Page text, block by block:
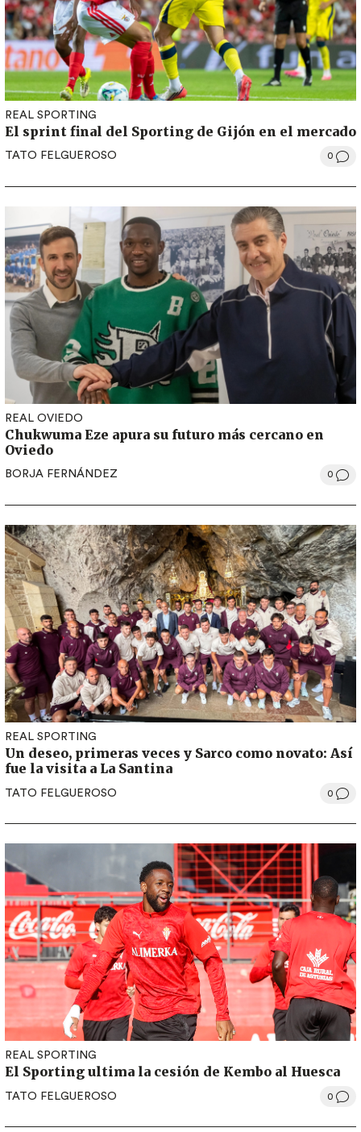
REAL SPORTING
El sprint final del Sporting de Gijón en el mercado
TATO FELGUEROSO 0
REAL OVIEDO
Chukwuma Eze apura su futuro más cercano en
Oviedo
BORJA FERNÁNDEZ 0
REAL SPORTING
Un deseo, primeras veces y Sarco como novato: Así
fue la visita a La Santina
TATO FELGUEROSO 0
REAL SPORTING
El Sporting ultima la cesión de Kembo al Huesca
TATO FELGUEROSO 0